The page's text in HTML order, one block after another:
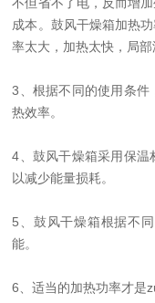
成本。鼓风干燥箱加热
率太大，加热太快，局部
3、根据不同的使用条件
热效率。
4、鼓风干燥箱采用保温
以减少能量损耗。
5、鼓风干燥箱根据不
能。
6、适当的加热功率才是